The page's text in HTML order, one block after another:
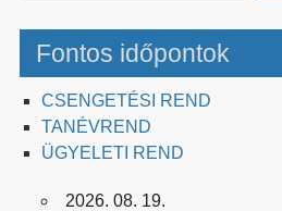
Fontos időpontok
CSENGETÉSI REND
TANÉVREND
ÜGYELETI REND
2026. 08. 19.